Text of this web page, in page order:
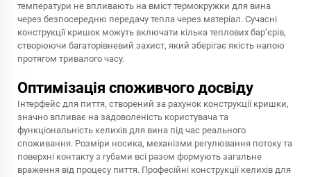
температури не впливають на вміст термокружки для вина
через безпосередню передачу тепла через матеріал. Сучасні
конструкції кришок можуть включати кілька теплових бар’єрів,
створюючи багаторівневий захист, який зберігає якість напою
протягом тривалого часу.
Оптимізація споживчого досвіду
Інтерфейс для пиття, створений за рахунок конструкції кришки,
значно впливає на задоволеність користувача та
функціональність келихів для вина під час реального
споживання. Розміри носика, механізми регулювання потоку та
поверхні контакту з губами всі разом формують загальне
враження від процесу пиття. Професійні конструкції келихів для